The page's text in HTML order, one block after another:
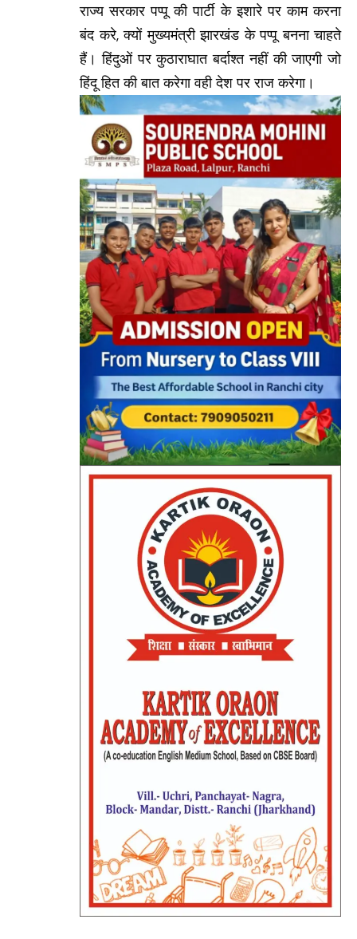
राज्य सरकार पप्पू की पार्टी के इशारे पर काम करना
बंद करे, क्यों मुख्यमंत्री झारखंड के पप्पू बनना चाहते
हैं। हिंदुओं पर कुठाराघात बर्दाश्त नहीं की जाएगी जो
हिंदू हित की बात करेगा वही देश पर राज करेगा।